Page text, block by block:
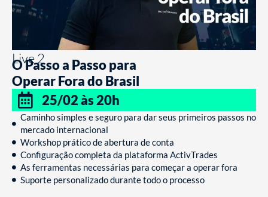
Live 2
O Passo a Passo para
Operar Fora do Brasil
25/02 às 20h
Caminho simples e seguro para dar seus primeiros passos no
mercado internacional
Workshop prático de abertura de conta
Configuração completa da plataforma ActivTrades
As ferramentas necessárias para começar a operar fora
Suporte personalizado durante todo o processo